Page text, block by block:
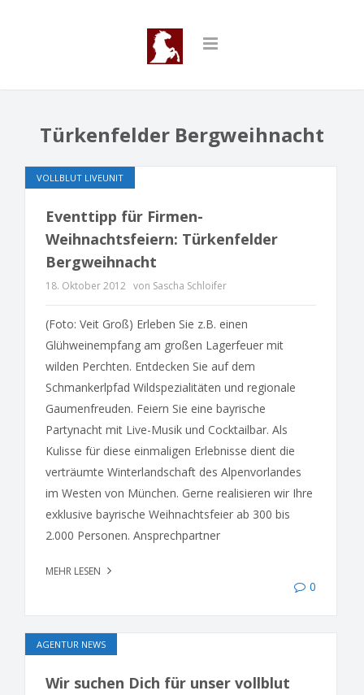
Türkenfelder Bergweihnacht
VOLLBLUT LIVEUNIT
Eventtipp für Firmen-
Weihnachtsfeiern: Türkenfelder
Bergweihnacht
18. Oktober 2012 von Sascha Schloifer
(Foto: Veit Groß) Erleben Sie z.B. einen
Glühweinempfang am großen Lagerfeuer mit
wilden Perchten. Entdecken Sie auf dem
Schmankerlpfad Wildspezialitäten und regionale
Gaumenfreuden. Feiern Sie eine bayrische
Partynacht mit Live-Musik und Cocktailbar. Als
Kulisse für diese einmaligen Erlebnisse dient die
verträumte Winterlandschaft des Alpenvorlandes
im Westen von München. Gerne realisieren wir Ihre
exklusive bayrische Weihnachtsfeier ab 300 bis
2.000 Personen. Ansprechpartner
MEHR LESEN
0
AGENTUR NEWS
Wir suchen Dich für unser vollblut